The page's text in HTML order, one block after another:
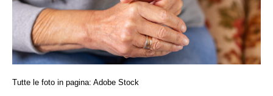
Tutte le foto in pagina: Adobe Stock